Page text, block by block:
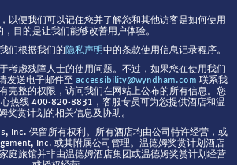
以便我们可以记住您并了解您和其他访客是如何使用
，目的是让我们能够改善用户体验。
们根据我们的 隐私声明中的条款使用信息记录程序。
考虑残障人士的使用问题。不过，如果您在使用我们
发送电子邮件至 accessibility@wyndham.com 联系我
完整的权限，访问我们在网站上公布的所有信息。您
热线 400-820-8831，客服专员可为您提供酒店和温
奖赏计划的相关信息及协助。
Inc. 保留所有权利。所有酒店均由公司特许经营，或
Inc. 或其附属公司管理。温德姆奖赏计划酒店
庭旅馆并非由温德姆酒店集团或温德姆奖赏计划经营